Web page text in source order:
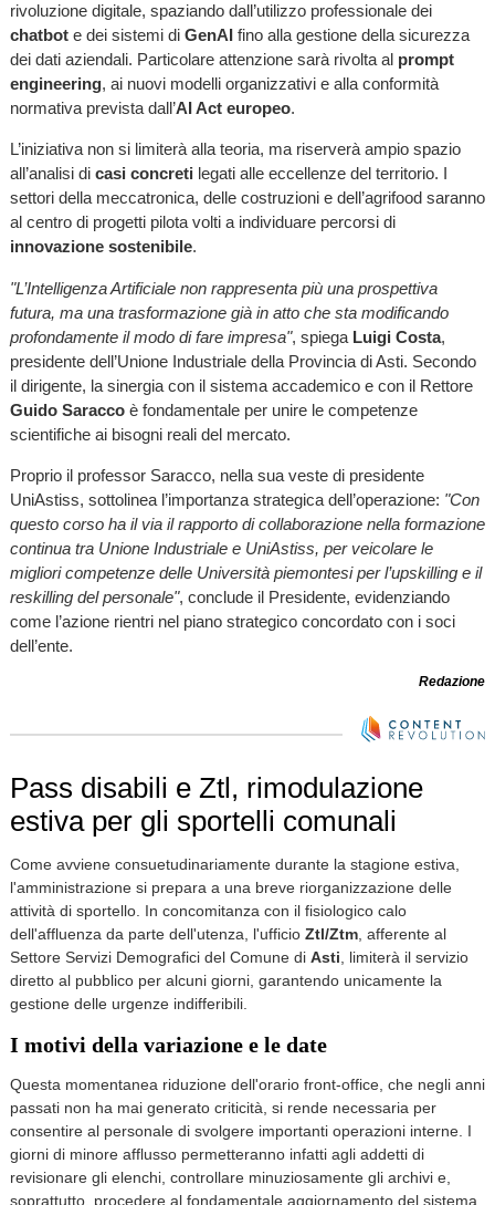
rivoluzione digitale, spaziando dall’utilizzo professionale dei
chatbote dei sistemi di GenAIfino alla gestione della sicurezza
dei dati aziendali. Particolare attenzione sarà rivolta al prompt
engineering, ai nuovi modelli organizzativi e alla conformità
normativa prevista dall’AI Act europeo.
L’iniziativa non si limiterà alla teoria, ma riserverà ampio spazio
all’analisi di casi concreti legati alle eccellenze del territorio. I
settori della meccatronica, delle costruzioni e dell’agrifood saranno
al centro di progetti pilota volti a individuare percorsi di
innovazione sostenibile.
"L’Intelligenza Artificiale non rappresenta più una prospettiva
futura, ma una trasformazione già in atto che sta modificando
profondamente il modo di fare impresa", spiega Luigi Costa,
presidente dell’Unione Industriale della Provincia di Asti. Secondo
il dirigente, la sinergia con il sistema accademico e con il Rettore
Guido Saraccoè fondamentale per unire le competenze
scientifiche ai bisogni reali del mercato.
Proprio il professor Saracco, nella sua veste di presidente
UniAstiss, sottolinea l’importanza strategica dell’operazione: "Con
questo corso ha il via il rapporto di collaborazione nella formazione
continua tra Unione Industriale e UniAstiss, per veicolare le
migliori competenze delle Università piemontesi per l’upskilling e il
reskilling del personale", conclude il Presidente, evidenziando
come l’azione rientri nel piano strategico concordato con i soci
dell’ente.
Redazione
Pass disabili e Ztl, rimodulazione
estiva per gli sportelli comunali
Come avviene consuetudinariamente durante la stagione estiva,
l'amministrazione si prepara a una breve riorganizzazione delle
attività di sportello. In concomitanza con il fisiologico calo
dell'affluenza da parte dell'utenza, l'ufficio Ztl/Ztm, afferente al
Settore Servizi Demografici del Comune di Asti, limiterà il servizio
diretto al pubblico per alcuni giorni, garantendo unicamente la
gestione delle urgenze indifferibili.
I motivi della variazione e le date
Questa momentanea riduzione dell'orario front-office, che negli anni
passati non ha mai generato criticità, si rende necessaria per
consentire al personale di svolgere importanti operazioni interne. I
giorni di minore afflusso permetteranno infatti agli addetti di
revisionare gli elenchi, controllare minuziosamente gli archivi e,
soprattutto, procedere al fondamentale aggiornamento del sistema